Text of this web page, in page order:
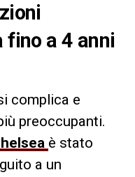
fino a 4 anni
complica e
preoccupanti.
è stato
a un